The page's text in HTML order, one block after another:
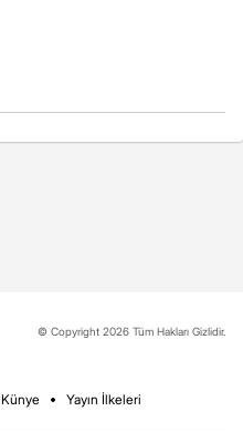
© Copyright 2026 Tüm Hakları Gizlidir.
Künye Yayın İlkeleri